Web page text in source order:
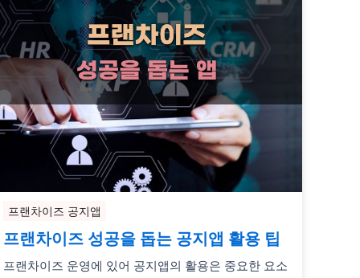
프랜차이즈 공지앱
프랜차이즈 성공을 돕는 공지앱 활용 팁
프랜차이즈 운영에 있어 공지앱의 활용은 중요한 요소